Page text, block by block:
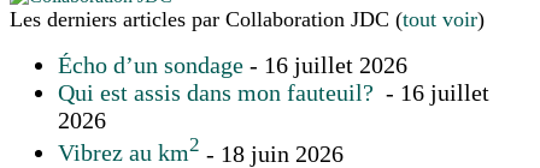
Les derniers articles par Collaboration JDC (tout voir)
Écho d’un sondage - 16 juillet 2026
Qui est assis dans mon fauteuil? - 16 juillet
2026
Vibrez au km2 - 18 juin 2026